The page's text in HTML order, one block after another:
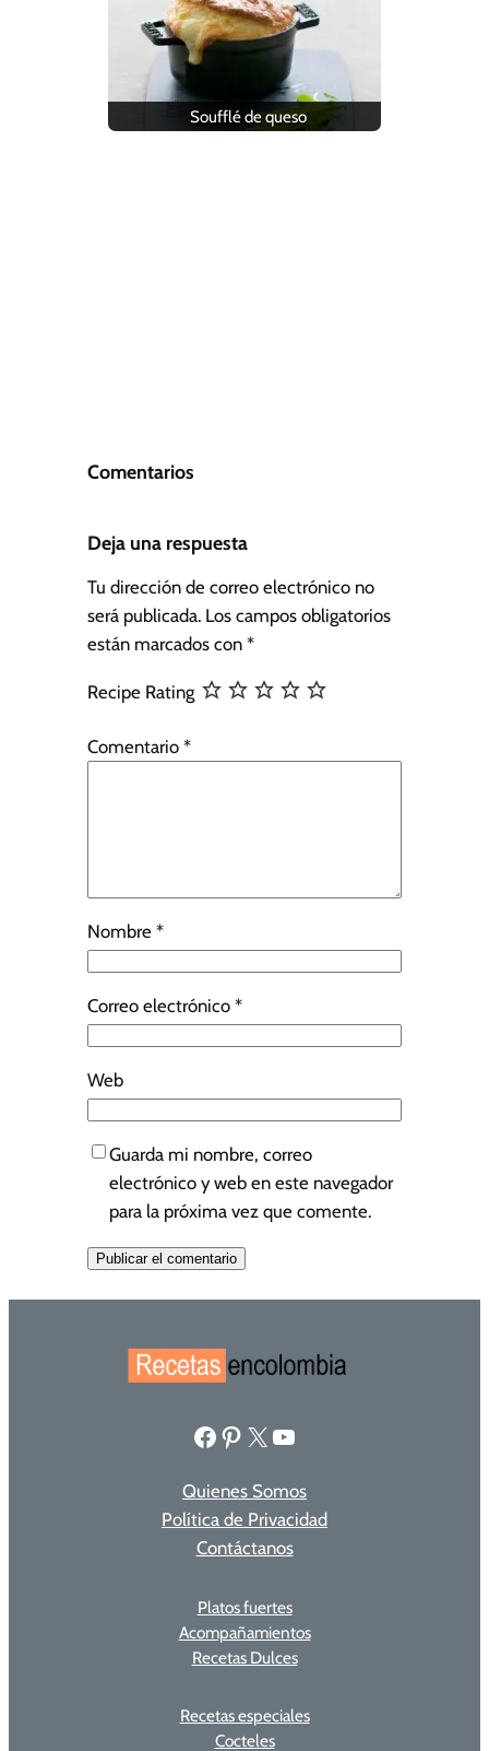
Soufflé de queso
Comentarios
Deja una respuesta
Tu dirección de correo electrónico no
será publicada. Los campos obligatorios
están marcados con *
Recipe Rating
Comentario *
Nombre *
Correo electrónico *
Web
Guarda mi nombre, correo
electrónico y web en este navegador
para la próxima vez que comente.
Facebook Pinterest X YouTube
Quienes Somos
Política de Privacidad
Contáctanos
Platos fuertes
Acompañamientos
Recetas Dulces
Recetas especiales
Cocteles